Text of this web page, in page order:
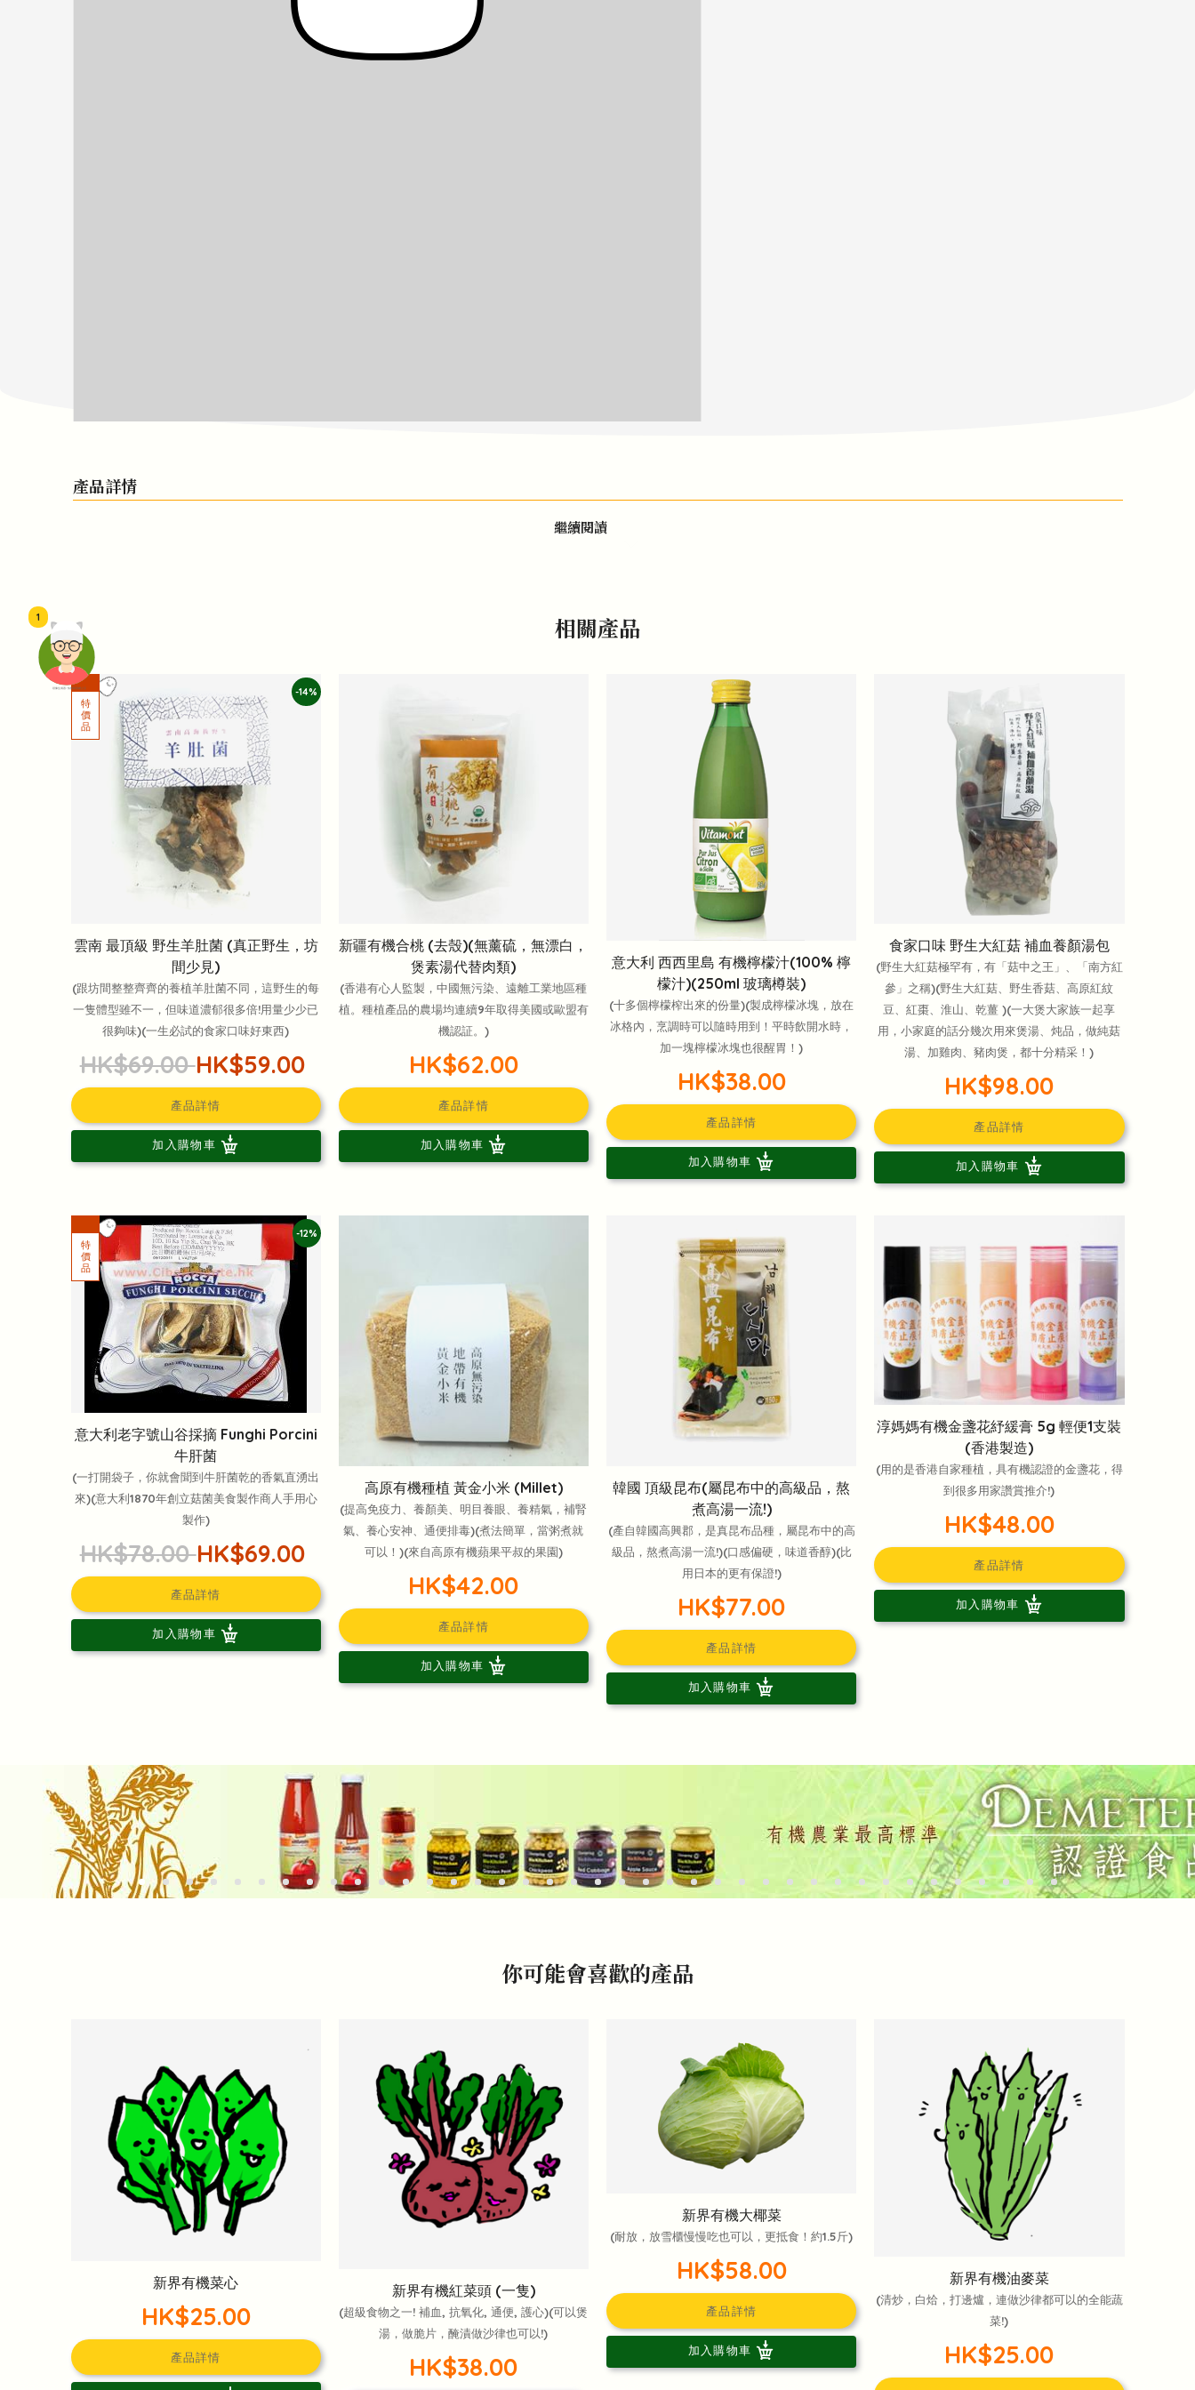
頭像生成器: 快樂家庭網上店
1
產品詳情
繼續閱讀
相關產品
-14%
雲南 最頂級 野生羊肚菌 (真正野生，坊
間少見)
(跟坊間整整齊齊的養植羊肚菌不同，這野生的每
一隻體型雖不一，但味道濃郁很多倍!用量少少已
很夠味)(一生必試的食家口味好東西)
HK$69.00HK$59.00
產品詳情
加入購物車
新疆有機合桃 (去殼)(無薰硫，無漂白，
煲素湯代替肉類)
(香港有心人監製，中國無污染、遠離工業地區種
植。種植產品的農場均連續9年取得美國或歐盟有
機認証。)
HK$62.00
產品詳情
加入購物車
意大利 西西里島 有機檸檬汁(100% 檸
檬汁)(250ml 玻璃樽裝)
(十多個檸檬榨出來的份量)(製成檸檬冰塊，放在
冰格內，烹調時可以隨時用到！平時飲開水時，
加一塊檸檬冰塊也很醒胃！)
HK$38.00
產品詳情
加入購物車
食家口味 野生大紅菇 補血養顏湯包
(野生大紅菇極罕有，有「菇中之王」、「南方紅
參」之稱)(野生大紅菇、野生香菇、高原紅紋
豆、紅棗、淮山、乾薑 )(一大煲大家族一起享
用，小家庭的話分幾次用來煲湯、炖品，做純菇
湯、加雞肉、豬肉煲，都十分精采！)
HK$98.00
產品詳情
加入購物車
-12%
意大利老字號山谷採摘 Funghi Porcini
牛肝菌
(一打開袋子，你就會聞到牛肝菌乾的香氣直湧出
來)(意大利1870年創立菇菌美食製作商人手用心
製作)
HK$78.00HK$69.00
產品詳情
加入購物車
高原有機種植 黃金小米 (Millet)
(提高免疫力、養顏美、明目養眼、養精氣，補腎
氣、養心安神、通便排毒)(煮法簡單，當粥煮就
可以！)(來自高原有機蘋果平叔的果園)
HK$42.00
產品詳情
加入購物車
韓國 頂級昆布(屬昆布中的高級品，熬
煮高湯一流!)
(產自韓國高興郡，是真昆布品種，屬昆布中的高
級品，熬煮高湯一流!)(口感偏硬，味道香醇)(比
用日本的更有保證!)
HK$77.00
產品詳情
加入購物車
淳媽媽有機金盞花紓緩膏 5g 輕便1支裝
(香港製造)
(用的是香港自家種植，具有機認證的金盞花，得
到很多用家讚賞推介!)
HK$48.00
產品詳情
加入購物車
你可能會喜歡的產品
新界有機菜心
HK$25.00
產品詳情
新界有機紅菜頭 (一隻)
(超級食物之一! 補血, 抗氧化, 通便, 護心)(可以煲
湯，做脆片，醃漬做沙律也可以!)
HK$38.00
新界有機大椰菜
(耐放，放雪櫃慢慢吃也可以，更抵食！約1.5斤)
HK$58.00
產品詳情
加入購物車
新界有機油麥菜
(清炒，白烚，打邊爐，連做沙律都可以的全能蔬
菜!)
HK$25.00